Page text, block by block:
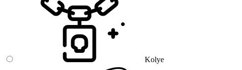
Kolye